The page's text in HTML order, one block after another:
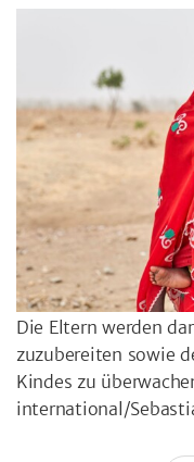
Die Eltern werden
zuzubereiten sowie
Kindes zu
international/